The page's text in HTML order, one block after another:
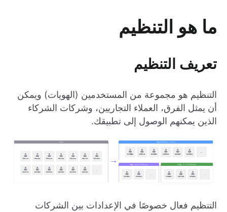
ما هو التنظيم
تعريف التنظيم
التنظيم هو مجموعة من المستخدمين (الهويات) ويمكن
أن يمثل الفرق، العملاء التجاريين، وشركات الشركاء
الذين يمكنهم الوصول إلى تطبيقك.
التنظيم فعال خصوصًا في الإعدادات بين الشركات